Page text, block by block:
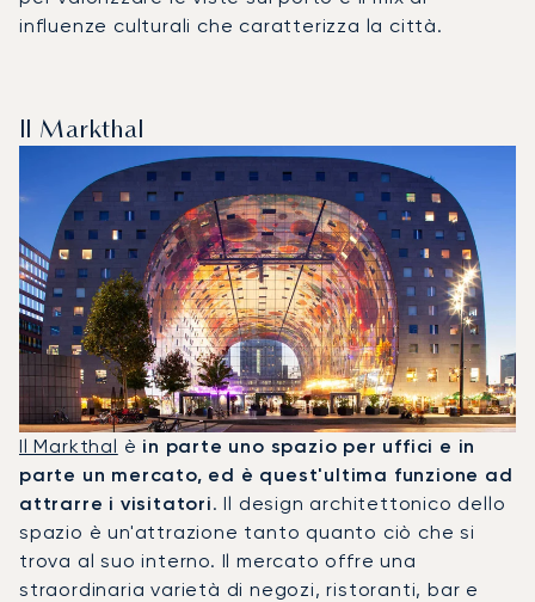
influenze culturali che caratterizza la città.
Il Markthal
Il Markthal è in parte uno spazio per uffici e in
parte un mercato, ed è quest'ultima funzione ad
attrarre i visitatori. Il design architettonico dello
spazio è un'attrazione tanto quanto ciò che si
trova al suo interno. Il mercato offre una
straordinaria varietà di negozi, ristoranti, bar e